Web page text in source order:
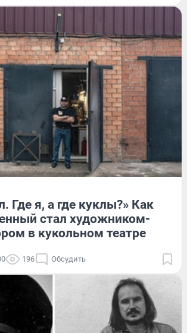
Где я, а где куклы?» Как
стал художником-
в кукольном театре
196 Обсудить